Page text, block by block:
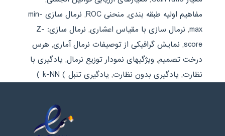
مفاهیم اولیه طبقه بندی, منحنی ROC ,
نرمال سازی min-
max
, نرمال سازی با مقیاس اعشاری,
نرمال سازی: Z-
score
, نمایش گرافیکی از توصیفات نرمال آماری, هرس
درخت تصمیم, ویژگیهای نمودار توزیع نرمال, یادگیری با
نظارت, یادگیری بدون نظارت, یادگیری تنبل ) k-NN )